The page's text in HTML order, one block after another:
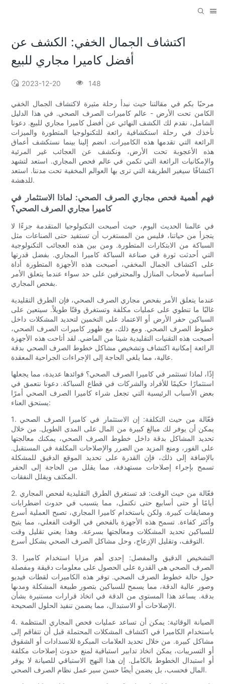
اكتشاف الجمال الخفي: الكشف عن
أفضل كاميرا مجاري للبيع
2023-12-20 148
مرحبًا بكم في مقالتنا حيث نبدأ رحلة مثيرة لاكتشاف الجمال الخفي
الكامن تحت الأرض - عالم كاميرات الصرف الصحي. في هذا الدليل
الشامل، نقدم لك الكشف النهائي عن أفضل كاميرا مجاري للبيع. دعونا
نأخذك في رحلة استكشافية رائعة للتكنولوجيا المتطورة والميزات
الرائعة التي تقدمها هذه الكاميرات. انضم إلينا بينما نستكشف أعماق
هذه الأعجوبة تحت الأرض، ونكشف عن العجائب غير المرئية
والإمكانيات الرائعة التي تكمن في عالم فحص المجاري. استعد لتشهد
اكتشافًا سيغير الطريقة التي ترى بها العوالم المخفية تحت مدننا. استعد
للدهشة.
فهم أهمية فحص مجاري الصرف الصحي: لماذا الاستثمار في
كاميرا مجاري الصرف الصحي؟
في عالمنا الحديث اليوم، حيث أصبحت التكنولوجيا المتقدمة جزءًا لا
يتجزأ من حياتنا، فليس من المستغرب أن تستفيد حتى الصناعات مثل
السباكة من الابتكارات المتطورة. ومن بين هذه العجائب التكنولوجية
التي أحدثت ثورة في صناعة السباكة كاميرا المجاري. بفضل قدرتها
على اكتشاف الجمال المخفي، أصبحت هذه الأجهزة المتطورة أداة
أساسية لأصحاب المنازل والمحترفين على حد سواء عندما يتعلق الأمر
بفحص المجاري.
عندما يتعلق الأمر بفحص مجاري الصرف الصحي، فإن الطرق التقليدية
غالبًا ما تنطوي على عمليات مكلفة وتستغرق وقتًا طويلاً. سيتعين على
السباكين حفر الأرض أو الاعتماد على التخمين لتحديد المشكلات داخل
خطوط الصرف الصحي. ومع ذلك، مع ظهور كاميرات الصرف الصحي،
أصبحت هذه التقنيات التقليدية شيئا من الماضي. لقد أتاحت هذه الأجهزة
الرائعة إمكانية اكتشاف وتشخيص مشاكل خطوط الصرف الصحي بدقة
عالية، مما يلغي الحاجة إلى الإجراءات الجراحية المعقدة.
إذًا، لماذا تستثمر في كاميرا الصرف الصحي؟ فوائدها عديدة، مما يجعلها
استثمارًا حكيمًا للأفراد والشركات في قطاع السباكة. دعونا نتعمق في
بعض الأسباب الرئيسية التي تجعل شراء كاميرا الصرف الصحي أمرًا
يستحق العناء:
1. فعّالة من حيث التكلفة: إن الاستثمار في كاميرا الصرف الصحي
يمكن أن يوفر لك مبالغ كبيرة من المال على المدى الطويل. من خلال
تحديد المشاكل بدقة داخل خطوط الصرف الصحي، يمكنك معالجتها
على الفور، ومنع المزيد من الضرر والإصلاحات المكلفة في المستقبل.
بالإضافة إلى ذلك، فإن القدرة على تحديد الموقع الدقيق للمشكلة
تسمح بإجراء إصلاحات مستهدفة، مما يقلل من الحاجة إلى الحفر
المكثف ويقلل النفقات.
2. فعّالة من حيث الوقت: قد تستغرق الطرق التقليدية لفحص المجاري
أيامًا أو حتى أسابيع حتى تكتمل، مما يتسبب في حدوث اضطرابات
ومضايقات كبيرة. ولكن باستخدام كاميرا المجاري، تصبح العملية أسرع
وأكثر كفاءة. تسمح هذه الأجهزة بالفحص في الوقت الفعلي، مما يتيح
للسباكين تحديد المشكلات ومعالجتها بسرعة. وهذا يعني تقليل وقت
التوقف، وتقليل الإزعاج، وحل مشاكل الصرف الصحي بشكل أسرع.
3. التشخيص الدقيق والمفصل: إحدى أهم مزايا استخدام كاميرا
الصرف الصحي هي القدرة على الحصول على معلومات دقيقة ومفصلة
حول حالة خطوط الصرف الصحي. توفر هذه الكاميرات لقطات فيديو
وصور عالية الدقة، مما يسمح للسباكين بتصور طبيعة المشكلة ومدىها
بدقة. يساعد هذا المستوى من الدقة في اتخاذ قرارات مستنيرة بشأن
الإصلاحات أو الاستبدال، مما يضمن تنفيذ الحلول الصحيحة.
4. الصيانة الوقائية: يمكن أن تساعد عمليات فحص المجاري المنتظمة
باستخدام الكاميرا في اكتشاف المشكلات المحتملة قبل أن تتفاقم إلى
مشاكل كبيرة. من خلال تحديد العلامات المبكرة للانسدادات أو الشقوق
أو التسريبات، يمكن اتخاذ تدابير استباقية لمنع حدوث إصلاحات مكلفة
أو استبدال الخطوط بالكامل. إن هذا النهج الاستباقي للصيانة لا يوفر
المال فحسب، بل يضمن أيضًا حسن سير عمل نظام الصرف الصحي.